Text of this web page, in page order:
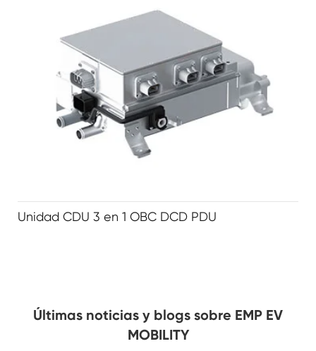
Unidad CDU 3 en 1 OBC DCD PDU
Últimas noticias y blogs sobre EMP EV
MOBILITY